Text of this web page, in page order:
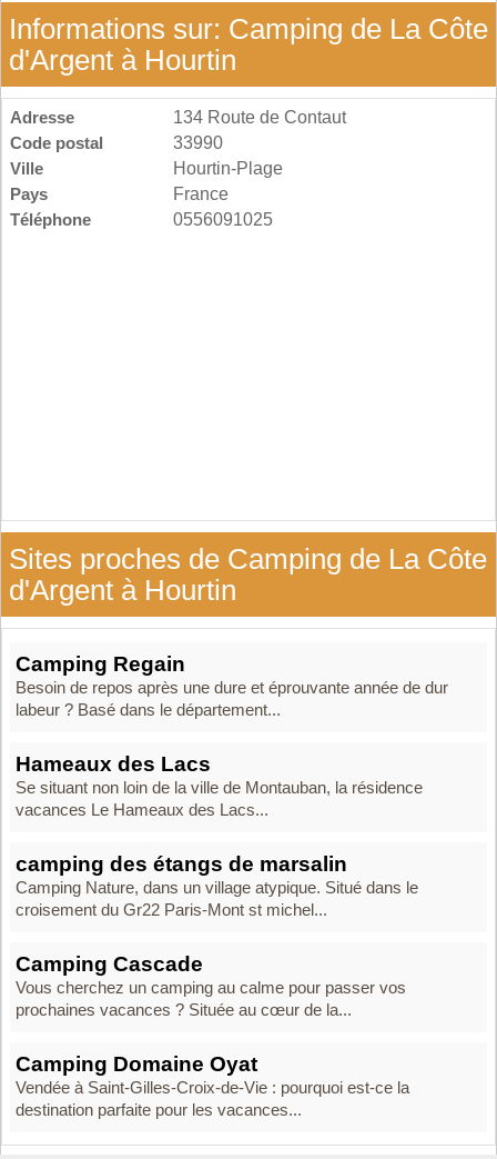
Informations sur: Camping de La Côte
d'Argent à Hourtin
Adresse
134 Route de Contaut
Code postal
33990
Ville
Hourtin-Plage
Pays
France
Téléphone
0556091025
Sites proches de Camping de La Côte
d'Argent à Hourtin
Camping Regain
Besoin de repos après une dure et éprouvante année de dur
labeur ? Basé dans le département...
Hameaux des Lacs
Se situant non loin de la ville de Montauban, la résidence
vacances Le Hameaux des Lacs...
camping des étangs de marsalin
Camping Nature, dans un village atypique. Situé dans le
croisement du Gr22 Paris-Mont st michel...
Camping Cascade
Vous cherchez un camping au calme pour passer vos
prochaines vacances ? Située au cœur de la...
Camping Domaine Oyat
Vendée à Saint-Gilles-Croix-de-Vie : pourquoi est-ce la
destination parfaite pour les vacances...